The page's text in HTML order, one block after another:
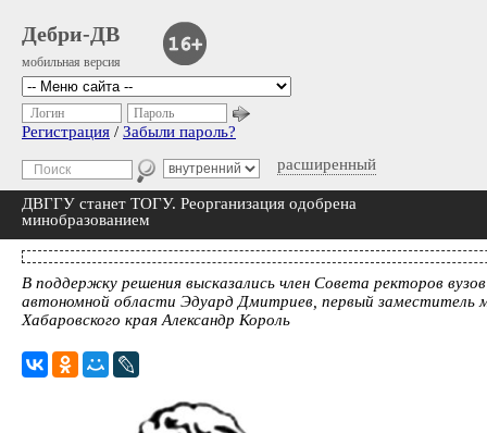
Дебри-ДВ
мобильная версия
расширенный
Логин Пароль
Регистрация / Забыли пароль?
ДВГГУ станет ТОГУ. Реорганизация одобрена
минобразованием
В поддержку решения высказались член Совета ректоров
автономной области Эдуард Дмитриев, первый заместитель
Хабаровского края Александр Король